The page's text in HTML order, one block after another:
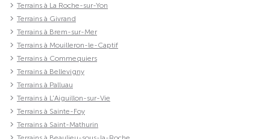
Terrains à La Roche-sur-Yon
Terrains à Givrand
Terrains à Brem-sur-Mer
Terrains à Mouilleron-le-Captif
Terrains à Commequiers
Terrains à Bellevigny
Terrains à Palluau
Terrains à L'Aiguillon-sur-Vie
Terrains à Sainte-Foy
Terrains à Saint-Mathurin